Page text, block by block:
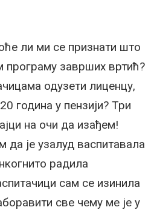
ли ми се признати што
програму заврших вртић?
одузети лиценцу,
година у пензији? Три
на очи да изађем!
да је узалуд васпитавала
радила
сам се изинила
све чему ме је у